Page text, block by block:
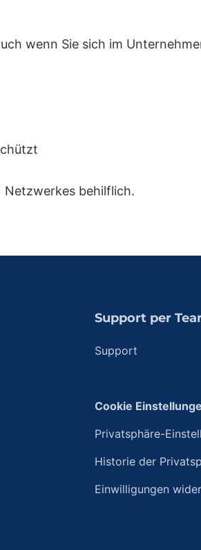
wenn Sie sich im
Netzwerkes behilflich.
Support per
Support
Cookie
Privatsphäre-
Historie der
Einwilligungen